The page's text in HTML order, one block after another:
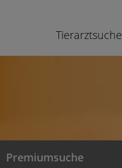
Tierarztsuche
Premiumsuche